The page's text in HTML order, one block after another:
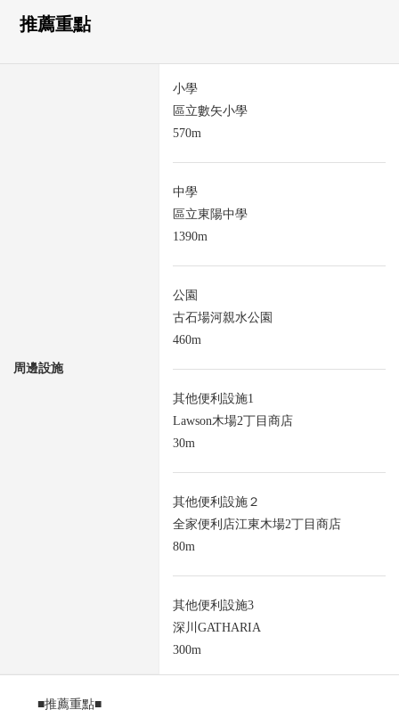
推薦重點
周邊設施
小學
區立數矢小學
570m
中學
區立東陽中學
1390m
公園
古石場河親水公園
460m
其他便利設施1
Lawson木場2丁目商店
30m
其他便利設施２
全家便利店江東木場2丁目商店
80m
其他便利設施3
深川GATHARIA
300m
■推薦重點■